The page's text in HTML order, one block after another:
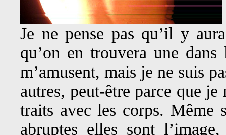
Je ne pense pas qu’il y
qu’on en trouvera une
m’amusent, mais je ne suis
autres, peut-être parce que
traits avec les corps. Même
abruptes elles sont